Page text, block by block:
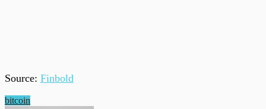
Source: Finbold
bitcoin